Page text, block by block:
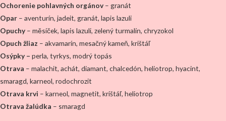
Ochorenie pohlavných orgánov – granát
Opar – aventurín, jadeit, granát, lapis lazuli
Opuchy – měsíček, lapis lazuli, zelený turmalín, chryzokol
Opuch žliaz – akvamarín, mesačný kameň, krištáľ
Osýpky – perla, tyrkys, modrý topás
Otrava – malachit, achát, diamant, chalcedón, heliotrop, hyacint,
smaragd, karneol, rodochrozit
Otrava krvi – karneol, magnetit, krištáľ, heliotrop
Otrava žalúdka – smaragd